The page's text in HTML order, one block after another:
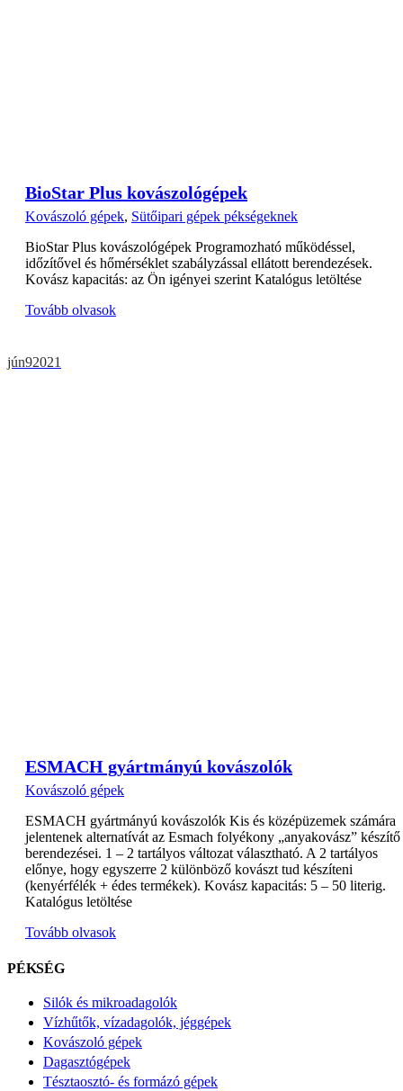
BioStar Plus kovászológépek
Kovászoló gépek, Sütőipari gépek pékségeknek
BioStar Plus kovászológépek Programozható működéssel,
időzítővel és hőmérséklet szabályzással ellátott berendezések.
Kovász kapacitás: az Ön igényei szerint Katalógus letöltése
Tovább olvasok
jún92021
ESMACH gyártmányú kovászolók
Kovászoló gépek
ESMACH gyártmányú kovászolók Kis és középüzemek számára
jelentenek alternatívát az Esmach folyékony „anyakovász” készítő
berendezései. 1 – 2 tartályos változat választható. A 2 tartályos
előnye, hogy egyszerre 2 különböző kovászt tud készíteni
(kenyérfélék + édes termékek). Kovász kapacitás: 5 – 50 literig.
Katalógus letöltése
Tovább olvasok
PÉKSÉG
Silók és mikroadagolók
Vízhűtők, vízadagolók, jéggépek
Kovászoló gépek
Dagasztógépek
Tésztaosztó- és formázó gépek